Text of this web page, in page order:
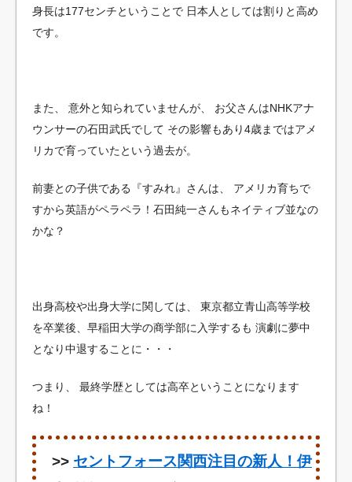
身長は177センチということで 日本人としては割りと高め
です。
また、 意外と知られていませんが、
お父さんはNHKアナ
ウンサーの石田武氏でして その影響もあり4歳まではアメ
リカで育っていたという過去が。
前妻との子供である『すみれ』さんは、
アメリカ育ちで
すから英語がペラペラ！石田純一さんもネイティブ並なの
かな？
出身高校や出身大学に関しては、
東京都立青山高等学校
を卒業後、早稲田大学の商学部に入学するも 演劇に夢中
となり中退することに・・・
つまり、
最終学歴としては高卒ということになります
ね！
>> セントフォース関西注目の新人！伊